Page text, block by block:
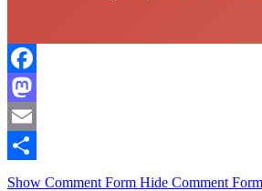
Facebook
Mastodon
Email
Compartir
Show Comment Form Hide Comment Form